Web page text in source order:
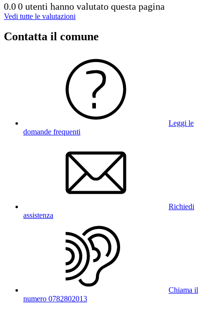
0.00 utenti hanno valutato questa pagina
Vedi tutte le valutazioni
Contatta il comune
Leggi le
domande frequenti
Richiedi
assistenza
Chiama il
numero 0782802013